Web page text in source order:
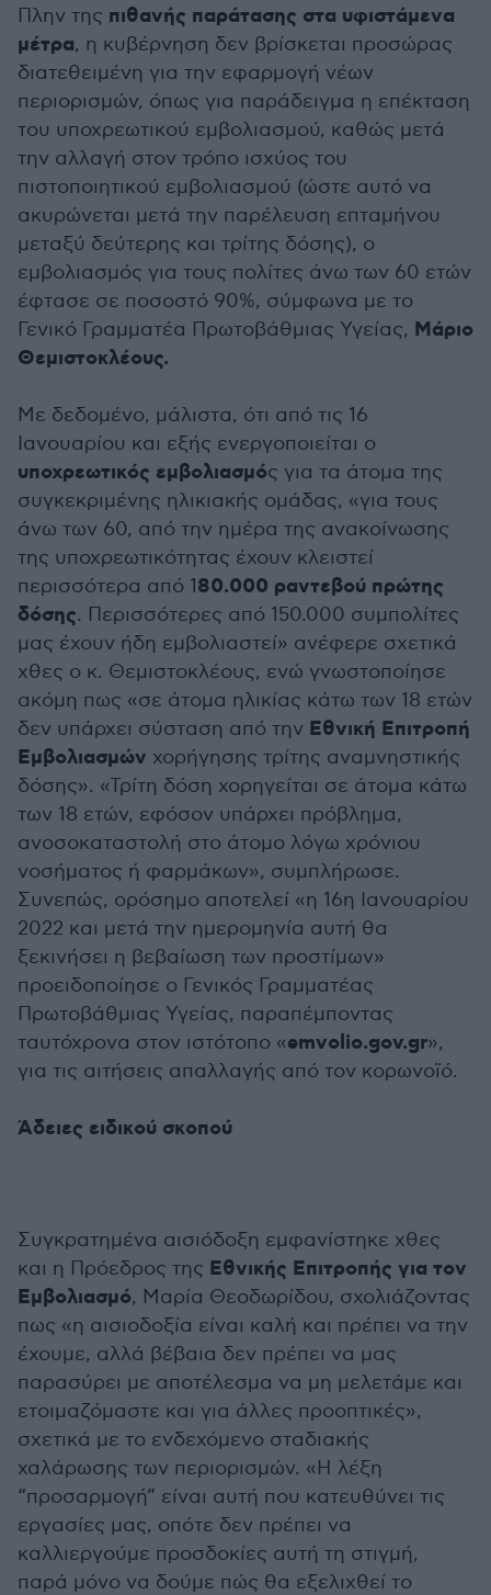
Πλην της πιθανής παράτασης στα υφιστάμενα
μέτρα, η κυβέρνηση δεν βρίσκεται προσώρας
διατεθειμένη για την εφαρμογή νέων
περιορισμών, όπως για παράδειγμα η επέκταση
του υποχρεωτικού εμβολιασμού, καθώς μετά
την αλλαγή στον τρόπο ισχύος του
πιστοποιητικού εμβολιασμού (ώστε αυτό να
ακυρώνεται μετά την παρέλευση επταμήνου
μεταξύ δεύτερης και τρίτης δόσης), ο
εμβολιασμός για τους πολίτες άνω των 60 ετών
έφτασε σε ποσοστό 90%, σύμφωνα με το
Γενικό Γραμματέα Πρωτοβάθμιας Υγείας, Μάριο
Θεμιστοκλέους.
Με δεδομένο, μάλιστα, ότι από τις 16
Ιανουαρίου και εξής ενεργοποιείται ο
υποχρεωτικός εμβολιασμός για τα άτομα της
συγκεκριμένης ηλικιακής ομάδας, «για τους
άνω των 60, από την ημέρα της ανακοίνωσης
της υποχρεωτικότητας έχουν κλειστεί
περισσότερα από 180.000 ραντεβού πρώτης
δόσης. Περισσότερες από 150.000 συμπολίτες
μας έχουν ήδη εμβολιαστεί» ανέφερε σχετικά
χθες ο κ. Θεμιστοκλέους, ενώ γνωστοποίησε
ακόμη πως «σε άτομα ηλικίας κάτω των 18 ετών
δεν υπάρχει σύσταση από την Εθνική Επιτροπή
Εμβολιασμών χορήγησης τρίτης αναμνηστικής
δόσης». «Τρίτη δόση χορηγείται σε άτομα κάτω
των 18 ετών, εφόσον υπάρχει πρόβλημα,
ανοσοκαταστολή στο άτομο λόγω χρόνιου
νοσήματος ή φαρμάκων», συμπλήρωσε.
Συνεπώς, ορόσημο αποτελεί «η 16η Ιανουαρίου
2022 και μετά την ημερομηνία αυτή θα
ξεκινήσει η βεβαίωση των προστίμων»
προειδοποίησε ο Γενικός Γραμματέας
Πρωτοβάθμιας Υγείας, παραπέμποντας
ταυτόχρονα στον ιστότοπο «emvolio.gov.gr»,
για τις αιτήσεις απαλλαγής από τον κορωνοϊό.
Άδειες ειδικού σκοπού
Συγκρατημένα αισιόδοξη εμφανίστηκε χθες
και η Πρόεδρος της Εθνικής Επιτροπής για τον
Εμβολιασμό, Μαρία Θεοδωρίδου, σχολιάζοντας
πως «η αισιοδοξία είναι καλή και πρέπει να την
έχουμε, αλλά βέβαια δεν πρέπει να μας
παρασύρει με αποτέλεσμα να μη μελετάμε και
ετοιμαζόμαστε και για άλλες προοπτικές»,
σχετικά με το ενδεχόμενο σταδιακής
χαλάρωσης των περιορισμών. «Η λέξη
“προσαρμογή” είναι αυτή που κατευθύνει τις
εργασίες μας, οπότε δεν πρέπει να
καλλιεργούμε προσδοκίες αυτή τη στιγμή,
παρά μόνο να δούμε πώς θα εξελιχθεί το